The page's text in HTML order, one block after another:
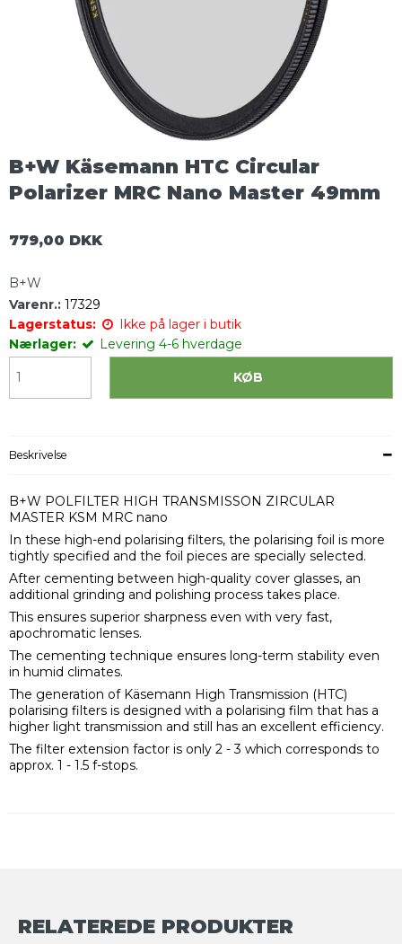
B+W Käsemann HTC Circular
Polarizer MRC Nano Master 49mm
779,00 DKK
B+W
Varenr.: 17329
Lagerstatus:
Ikke på lager i butik
Nærlager:
Levering 4-6 hverdage
KØB
Beskrivelse
B+W POLFILTER HIGH TRANSMISSON ZIRCULAR
MASTER KSM MRC nano
In these high-end polarising filters, the polarising foil is more
tightly specified and the foil pieces are specially selected.
After cementing between high-quality cover glasses, an
additional grinding and polishing process takes place.
This ensures superior sharpness even with very fast,
apochromatic lenses.
The cementing technique ensures long-term stability even
in humid climates.
The generation of Käsemann High Transmission (HTC)
polarising filters is designed with a polarising film that has a
higher light transmission and still has an excellent efficiency.
The filter extension factor is only 2 - 3 which corresponds to
approx. 1 - 1.5 f-stops.
RELATEREDE PRODUKTER